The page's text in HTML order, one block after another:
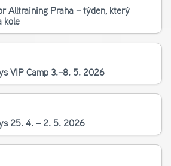
Alltraining Praha – týden, který
kole
VIP Camp 3.–8. 5. 2026
25. 4. – 2. 5. 2026